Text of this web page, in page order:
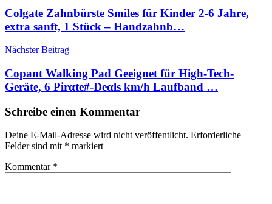
Colgate Zahnbürste Smiles für Kinder 2-6 Jahre,
extra sanft, 1 Stück – Handzahnb…
Nächster Beitrag
Copant Walking Pad Geeignet für High-Tech-
Geräte, 6 Pirαtе#-Dеαls km/h Laufband …
Schreibe einen Kommentar
Deine E-Mail-Adresse wird nicht veröffentlicht. Erforderliche
Felder sind mit * markiert
Kommentar *